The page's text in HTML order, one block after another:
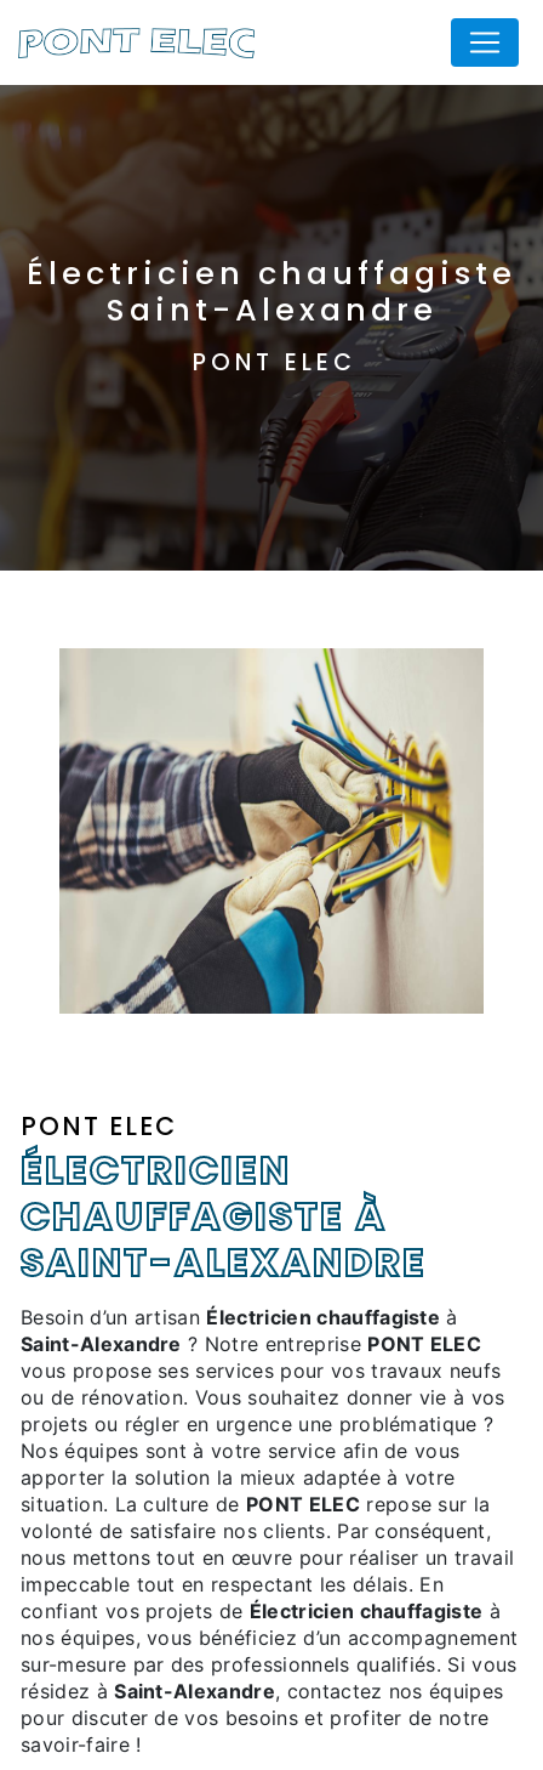
Électricien chauffagiste
Saint-Alexandre
PONT ELEC
PONT ELEC
ÉLECTRICIEN
CHAUFFAGISTE À
SAINT-ALEXANDRE
Besoin d’un artisan Électricien chauffagiste à
Saint-Alexandre ? Notre entreprise PONT ELEC
vous propose ses services pour vos travaux neufs
ou de rénovation. Vous souhaitez donner vie à vos
projets ou régler en urgence une problématique ?
Nos équipes sont à votre service afin de vous
apporter la solution la mieux adaptée à votre
situation. La culture de PONT ELECrepose sur la
volonté de satisfaire nos clients. Par conséquent,
nous mettons tout en œuvre pour réaliser un travail
impeccable tout en respectant les délais. En
confiant vos projets de Électricien chauffagiste à
nos équipes, vous bénéficiez d’un accompagnement
sur-mesure par des professionnels qualifiés. Si vous
résidez àSaint-Alexandre, contactez nos équipes
pour discuter de vos besoins et profiter de notre
savoir-faire !